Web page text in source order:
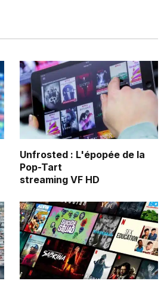
Unfrosted : L'épopée de la
Pop-Tart
streaming VF HD